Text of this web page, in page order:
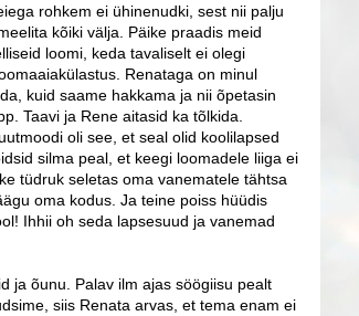
rohkem ei ühinenudki, sest nii palju
kõiki välja. Päike praadis meid
loomi, keda tavaliselt ei olegi
Renataga on minul
kuid saame hakkama ja nii õpetasin
Taavi ja Rene aitasid ka tõlkida.
oli see, et seal olid koolilapsed
silma peal, et keegi loomadele liiga ei
tüdruk seletas oma vanematele tähtsa
oma kodus. Ja teine poiss hüüdis
Ihhii oh seda lapsesuud ja vanemad
ja õunu. Palav ilm ajas söögiisu pealt
siis Renata arvas, et tema enam ei